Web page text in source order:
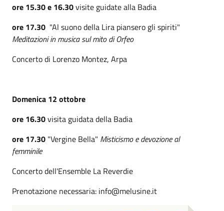
ore 15.30 e 16.30visite guidate alla Badia
ore 17.30 "Al suono della Lira piansero gli spiriti"
Meditazioni in musica sul mito di Orfeo
Concerto di Lorenzo Montez, Arpa
Domenica 12 ottobre
ore 16.30visita guidata della Badia
ore 17.30 "Vergine Bella" Misticismo e devozione al
femminile
Concerto dell'Ensemble La Reverdie
Prenotazione necessaria: info@melusine.it